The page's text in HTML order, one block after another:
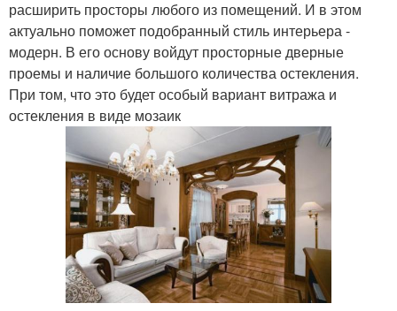
расширить просторы любого из помещений. И в этом
актуально поможет подобранный стиль интерьера -
модерн. В его основу войдут просторные дверные
проемы и наличие большого количества остекления.
При том, что это будет особый вариант витража и
остекления в виде мозаик